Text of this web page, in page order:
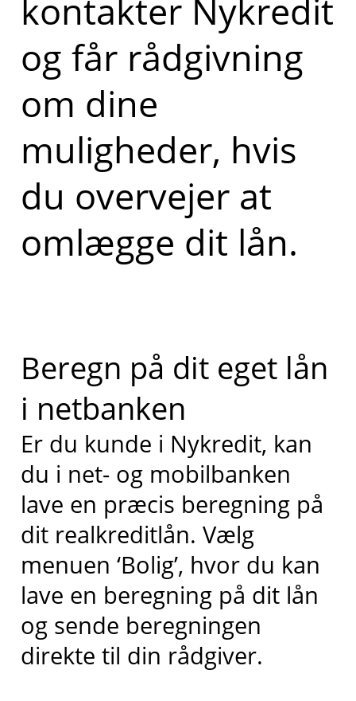
kontakter Nykredit
og får rådgivning
om dine
muligheder, hvis
du overvejer at
omlægge dit lån.
Beregn på dit eget lån
i netbanken
Er du kunde i Nykredit, kan
du i net- og mobilbanken
lave en præcis beregning på
dit realkreditlån. Vælg
menuen ‘Bolig’, hvor du kan
lave en beregning på dit lån
og sende beregningen
direkte til din rådgiver.